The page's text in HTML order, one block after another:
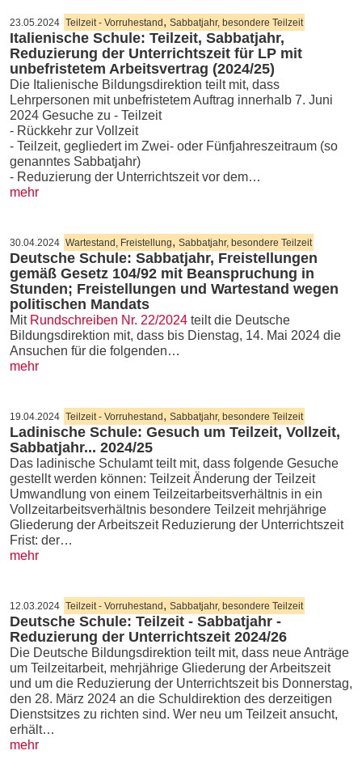
23.05.2024 Teilzeit - Vorruhestand , Sabbatjahr, besondere Teilzeit
Italienische Schule: Teilzeit, Sabbatjahr,
Reduzierung der Unterrichtszeit für LP mit
unbefristetem Arbeitsvertrag (2024/25)
Die Italienische Bildungsdirektion teilt mit, dass
Lehrpersonen mit unbefristetem Auftrag innerhalb 7. Juni
2024 Gesuche zu - Teilzeit
- Rückkehr zur Vollzeit
- Teilzeit, gegliedert im Zwei- oder Fünfjahreszeitraum (so
genanntes Sabbatjahr)
- Reduzierung der Unterrichtszeit vor dem…
mehr
30.04.2024 Wartestand, Freistellung, Sabbatjahr, besondere Teilzeit
Deutsche Schule: Sabbatjahr, Freistellungen
gemäß Gesetz 104/92 mit Beanspruchung in
Stunden; Freistellungen und Wartestand wegen
politischen Mandats
Mit Rundschreiben Nr. 22/2024 teilt die Deutsche
Bildungsdirektion mit, dass bis Dienstag, 14. Mai 2024 die
Ansuchen für die folgenden…
mehr
19.04.2024 Teilzeit - Vorruhestand , Sabbatjahr, besondere Teilzeit
Ladinische Schule: Gesuch um Teilzeit, Vollzeit,
Sabbatjahr... 2024/25
Das ladinische Schulamt teilt mit, dass folgende Gesuche
gestellt werden können: Teilzeit Änderung der Teilzeit
Umwandlung von einem Teilzeitarbeitsverhältnis in ein
Vollzeitarbeitsverhältnis besondere Teilzeit mehrjährige
Gliederung der Arbeitszeit Reduzierung der Unterrichtszeit
Frist: der…
mehr
12.03.2024 Teilzeit - Vorruhestand , Sabbatjahr, besondere Teilzeit
Deutsche Schule: Teilzeit - Sabbatjahr -
Reduzierung der Unterrichtszeit 2024/26
Die Deutsche Bildungsdirektion teilt mit, dass neue Anträge
um Teilzeitarbeit, mehrjährige Gliederung der Arbeitszeit
und um die Reduzierung der Unterrichtszeit bis Donnerstag,
den 28. März 2024 an die Schuldirektion des derzeitigen
Dienstsitzes zu richten sind. Wer neu um Teilzeit ansucht,
erhält…
mehr